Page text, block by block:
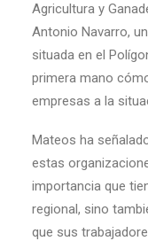
Agricultura y
Antonio Navarro,
situada en el
primera mano
empresas a la
Mateos ha
estas
importancia que
regional, sino
que sus